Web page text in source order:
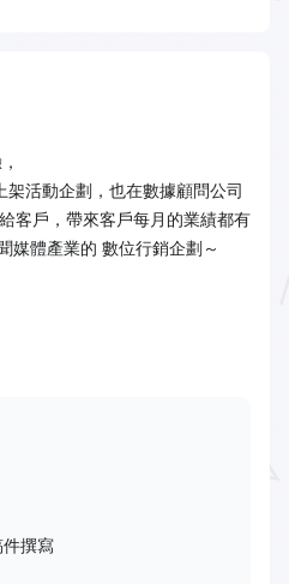
活動企劃，也在數據顧問公司
客戶，帶來客戶每月的業績都有
媒體產業的 數位行銷企劃～
撰寫